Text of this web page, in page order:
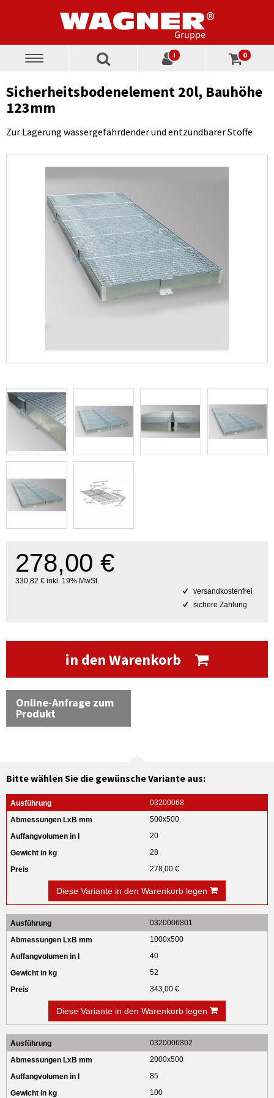
Toggle
! 0
Sicherheitsbodenelement 20l, Bauhöhe
123mm
Zur Lagerung wassergefährdender und entzündbarer Stoffe
278,00 €
330,82 € inkl. 19% MwSt.
versandkostenfrei
sichere Zahlung
in den Warenkorb
Online-Anfrage zum
Produkt
Bitte wählen Sie die gewünsche Variante aus:
03200068
500x500
20
28
278,00 €
Diese Variante in den Warenkorb legen
0320006801
1000x500
40
52
343,00 €
Diese Variante in den Warenkorb legen
0320006802
2000x500
85
100